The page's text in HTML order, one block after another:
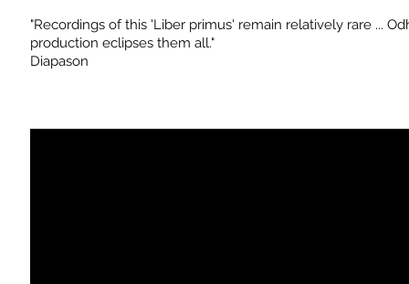
"Recordings of this 'Liber primus' remain relatively rare ...
production eclipses them all."
Diapason